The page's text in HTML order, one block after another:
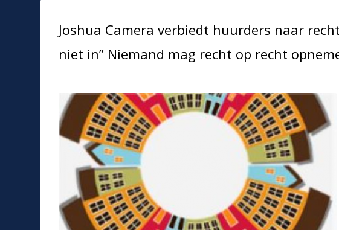
Joshua Camera verbiedt huurders naar
niet in” Niemand mag recht op recht